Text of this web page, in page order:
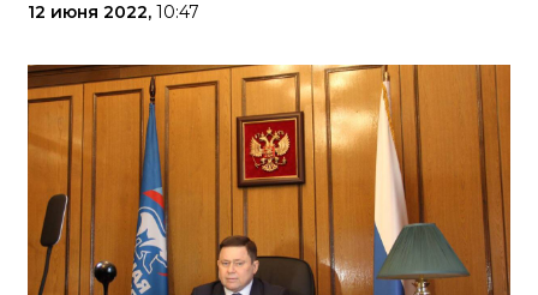
12 июня 2022, 10:47